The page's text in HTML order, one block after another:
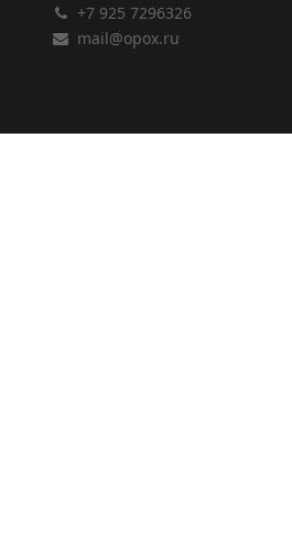
+7 925 7296326
mail@opox.ru